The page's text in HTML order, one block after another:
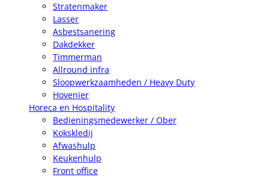
Stratenmaker
Lasser
Asbestsanering
Dakdekker
Timmerman
Allround infra
Sloopwerkzaamheden / Heavy Duty
Hovenier
Horeca en Hospitality
Bedieningsmedewerker / Ober
Kokskledij
Afwashulp
Keukenhulp
Front office